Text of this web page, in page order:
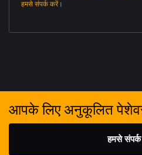
हमसे संपर्क करें।
आपके लिए अनुकूलित
हमसे